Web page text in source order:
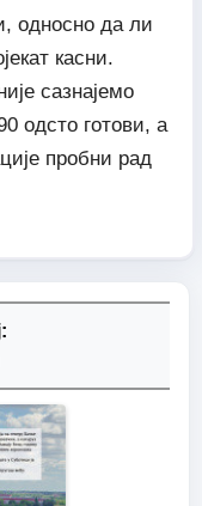
односно да ли
касни.
сазнајемо
одсто готови, а
пробни рад